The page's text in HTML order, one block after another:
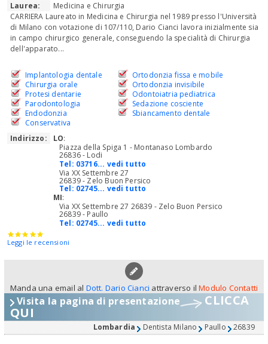
Laurea:
Medicina e Chirurgia
CARRIERA Laureato in Medicina e Chirurgia nel 1989 presso l'Università
di Milano con votazione di 107/110, Dario Cianci lavora inizialmente sia
in campo chirurgico generale, conseguendo la specialità di Chirurgia
dell'apparato...
Implantologia dentale
Chirurgia orale
Protesi dentarie
Parodontologia
Endodonzia
Conservativa
Ortodonzia fissa e mobile
Ortodonzia invisibile
Odontoiatria pediatrica
Sedazione cosciente
Sbiancamento dentale
Indirizzo: LO:
Piazza della Spiga 1 - Montanaso Lombardo
26836 - Lodi
Tel: 03716... vedi tutto
Via XX Settembre 27
26839 - Zelo Buon Persico
Tel: 02745... vedi tutto
MI:
Via XX Settembre 27 26839 - Zelo Buon Persico
26839 - Paullo
Tel: 02745... vedi tutto
Leggi le recensioni
Manda una email al Dott. Dario Cianci attraverso ilModulo Contatti
Visita la pagina di presentazione CLICCA
QUI
Lombardia Dentista Milano Paullo 26839